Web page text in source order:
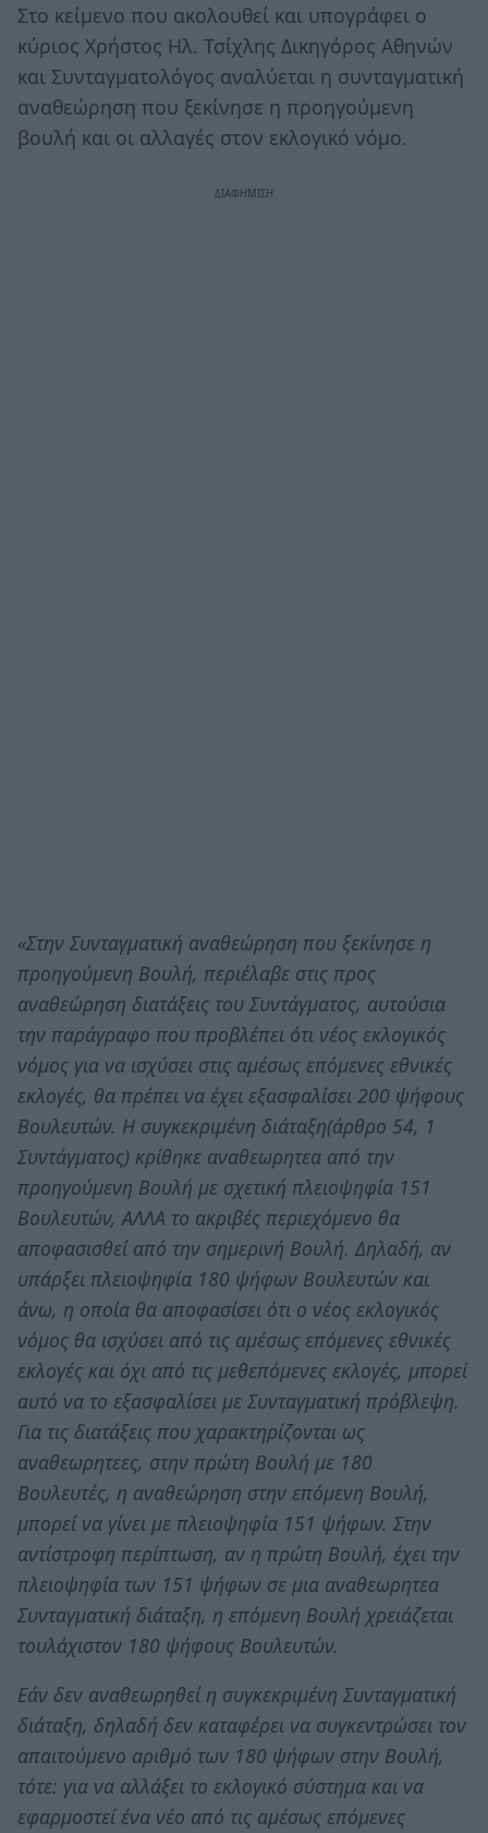
Στο κείμενο που ακολουθεί και υπογράφει ο
κύριος Χρήστος Ηλ. Τσίχλης Δικηγόρος Αθηνών
και Συνταγματολόγος αναλύεται η συνταγματική
αναθεώρηση που ξεκίνησε η προηγούμενη
βουλή και οι αλλαγές στον εκλογικό νόμο.
«Στην Συνταγματική αναθεώρηση που ξεκίνησε η
προηγούμενη Βουλή, περιέλαβε στις προς
αναθεώρηση διατάξεις του Συντάγματος, αυτούσια
την παράγραφο που προβλέπει ότι νέος εκλογικός
νόμος για να ισχύσει στις αμέσως επόμενες εθνικές
εκλογές, θα πρέπει να έχει εξασφαλίσει 200 ψήφους
Βουλευτών. Η συγκεκριμένη διάταξη(άρθρο 54, 1
Συντάγματος) κρίθηκε αναθεωρητεα από την
προηγούμενη Βουλή με σχετική πλειοψηφία 151
Βουλευτών, ΑΛΛΑ το ακριβές περιεχόμενο θα
αποφασισθεί από την σημερινή Βουλή. Δηλαδή, αν
υπάρξει πλειοψηφία 180 ψήφων Βουλευτών και
άνω, η οποία θα αποφασίσει ότι ο νέος εκλογικός
νόμος θα ισχύσει από τις αμέσως επόμενες εθνικές
εκλογές και όχι από τις μεθεπόμενες εκλογές, μπορεί
αυτό να το εξασφαλίσει με Συνταγματική πρόβλεψη.
Για τις διατάξεις που χαρακτηρίζονται ως
αναθεωρητεες, στην πρώτη Βουλή με 180
Βουλευτές, η αναθεώρηση στην επόμενη Βουλή,
μπορεί να γίνει με πλειοψηφία 151 ψήφων. Στην
αντίστροφη περίπτωση, αν η πρώτη Βουλή, έχει την
πλειοψηφία των 151 ψήφων σε μια αναθεωρητεα
Συνταγματική διάταξη, η επόμενη Βουλή χρειάζεται
τουλάχιστον 180 ψήφους Βουλευτών.
Εάν δεν αναθεωρηθεί η συγκεκριμένη Συνταγματική
διάταξη, δηλαδή δεν καταφέρει να συγκεντρώσει τον
απαιτούμενο αριθμό των 180 ψήφων στην Βουλή,
τότε: για να αλλάξει το εκλογικό σύστημα και να
εφαρμοστεί ένα νέο από τις αμέσως επόμενες